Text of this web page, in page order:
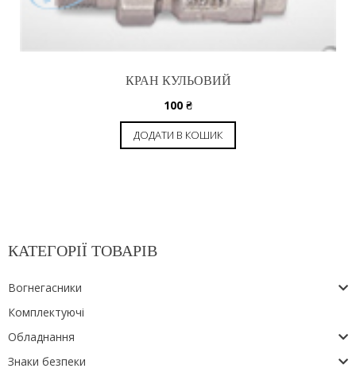
КРАН КУЛЬОВИЙ
100 ₴
ДОДАТИ В КОШИК
КАТЕГОРІЇ ТОВАРІВ
Вогнегасники
Комплектуючі
Обладнання
Знаки безпеки